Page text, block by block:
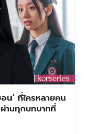
น’ ที่ใครหลายคน
านทุกบทบาทที่